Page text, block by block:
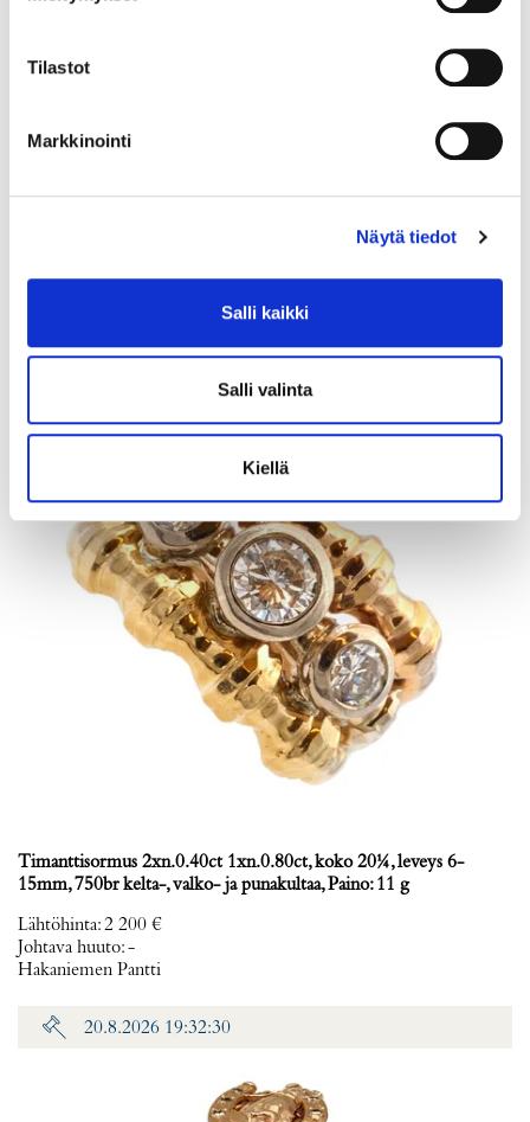
Tilastot
Markkinointi
Näytä tiedot
Salli kaikki
Salli valinta
Kiellä
Rannekello Casio G-Shock, Mudmaster, GWG-2000, 5678, Ø
20.8.2026 19:01:30
Timanttisormus 2xn.0.40ct 1xn.0.80ct, koko 20¼, leveys 6-
15mm, 750br kelta-, valko- ja punakultaa, Paino: 11 g
Lähtöhinta:2 200 €
Johtava huuto:-
Hakaniemen Pantti
20.8.2026 19:32:30